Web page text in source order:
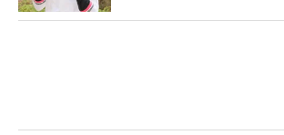
思っていました。自分が思っていた